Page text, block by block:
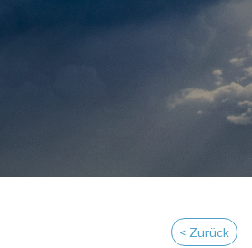
< Zurück